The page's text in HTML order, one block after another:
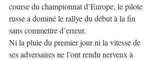
course du championnat d’Europe, le pilote
russe a dominé le rallye du début à la fin
sans commettre d’erreur.
Ni la pluie du premier jour ni la vitesse de
ses adversaires ne l’ont rendu nerveux à